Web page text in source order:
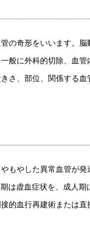
の奇形をいいます。
般に外科的切除、血
さ、部位、関係する血
もやした異常血管が
は虚血症状を、成人
的血行再建術または直